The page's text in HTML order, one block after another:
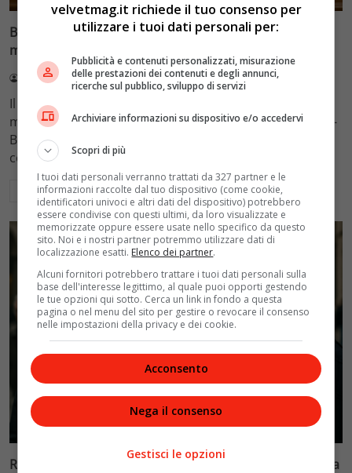
Blasi vs Totti: il giudice riduce l’assegno di
mantenimento a 10.900 euro
Redazione VelvetMAG 4 Agosto 2026
Il Tribunale di Roma ha fissato l'assegno di
mantenimento figli a 10.900 euro mensili nel caso Totti-
Blasi, respingendo la richiesta di 20mila euro della
conduttrice.
Leggi di più
Politica
Riconoscimento facciale, il governo accelera i poteri alla
velvetmag.it richiede il tuo consenso per
utilizzare i tuoi dati personali per:
Pubblicità e contenuti personalizzati, misurazione
delle prestazioni dei contenuti e degli annunci,
ricerche sul pubblico, sviluppo di servizi
Archiviare informazioni su dispositivo e/o accedervi
Scopri di più
I tuoi dati personali verranno trattati da 327 partner e le
informazioni raccolte dal tuo dispositivo (come cookie,
identificatori univoci e altri dati del dispositivo) potrebbero
essere condivise con questi ultimi, da loro visualizzate e
memorizzate oppure essere usate nello specifico da questo
sito. Noi e i nostri partner potremmo utilizzare dati di
localizzazione esatti. Elenco dei partner.
Alcuni fornitori potrebbero trattare i tuoi dati personali sulla
base dell'interesse legittimo, al quale puoi opporti gestendo
le tue opzioni qui sotto. Cerca un link in fondo a questa
pagina o nel menu del sito per gestire o revocare il consenso
nelle impostazioni della privacy e dei cookie.
Acconsento
Nega il consenso
Gestisci le opzioni